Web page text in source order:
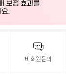
비회원문의